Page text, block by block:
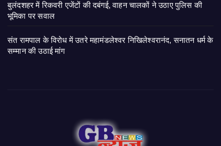
बुलंदशहर में रिकवरी एजेंटों की दबंगई, वाहन चालकों ने उठाए पुलिस की
भूमिका पर सवाल
संत रामपाल के विरोध में उतरे महामंडलेश्वर निखिलेश्वरानंद, सनातन धर्म के
सम्मान की उठाई मांग